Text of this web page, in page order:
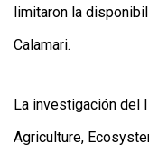
limitaron la
Calamari.
La investigación del
Agriculture,